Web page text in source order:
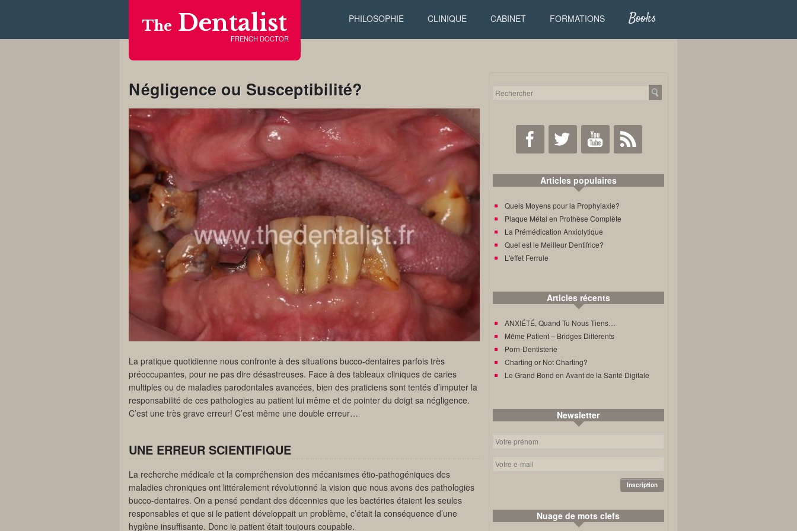
The Dentalist
FRENCH DOCTOR
PHILOSOPHIE CLINIQUE CABINET FORMATIONS Books
Négligence ou Susceptibilité?
La pratique quotidienne nous confronte à des situations bucco-dentaires parfois très
préoccupantes, pour ne pas dire désastreuses. Face à des tableaux cliniques de caries
multiples ou de maladies parodontales avancées, bien des praticiens sont tentés d’imputer la
responsabilité de ces pathologies au patient lui même et de pointer du doigt sa négligence.
C’est une très grave erreur! C’est même une double erreur…
UNE ERREUR SCIENTIFIQUE
La recherche médicale et la compréhension des mécanismes étio-pathogéniques des
maladies chroniques ont littéralement révolutionné la vision que nous avons des pathologies
bucco-dentaires. On a pensé pendant des décennies que les bactéries étaient les seules
responsables et que si le patient développait un problème, c’était la conséquence d’une
hygiène insuffisante. Donc le patient était toujours coupable.
Facebook Twitter Youtube
Articles populaires
Quels Moyens pour la Prophylaxie?
Plaque Métal en Prothèse Complète
La Prémédication Anxiolytique
Quel est le Meilleur Dentifrice?
L'effet Ferrule
Articles récents
ANXIÉTÉ, Quand Tu Nous Tiens…
Même Patient – Bridges Différents
Porn-Dentisterie
Charting or Not Charting?
Le Grand Bond en Avant de la Santé Digitale
Newsletter
Nuage de mots clefs